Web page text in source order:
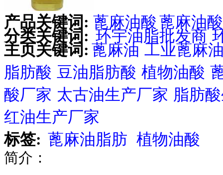
产品关键词: 蓖麻油酸 蓖麻油
分类关键词: 环宇油脂批发商
主页关键词: 蓖麻油 工业蓖麻
脂肪酸 豆油脂肪酸 植物油酸
酸厂家 太古油生产厂家 脂肪
红油生产厂家
标签: 蓖麻油脂肪 植物油酸
简介：